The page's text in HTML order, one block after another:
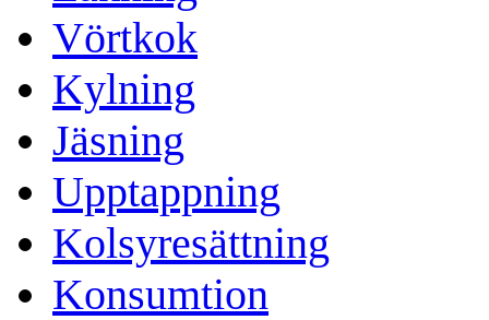
Vörtkok
Kylning
Jäsning
Upptappning
Kolsyresättning
Konsumtion